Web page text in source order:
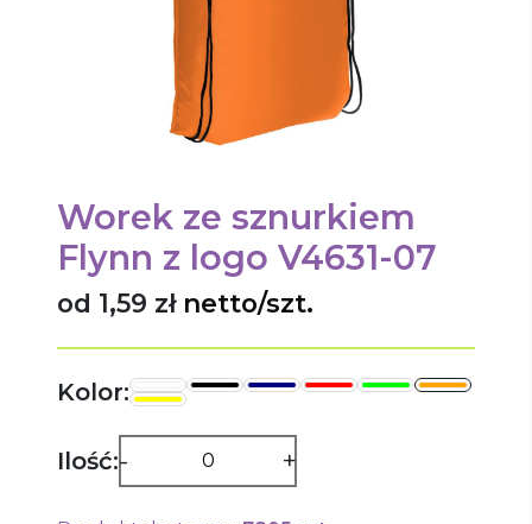
Worek ze sznurkiem
Flynn z logo V4631-07
od 1,59 zł netto/szt.
Kolor:
Ilość:- +